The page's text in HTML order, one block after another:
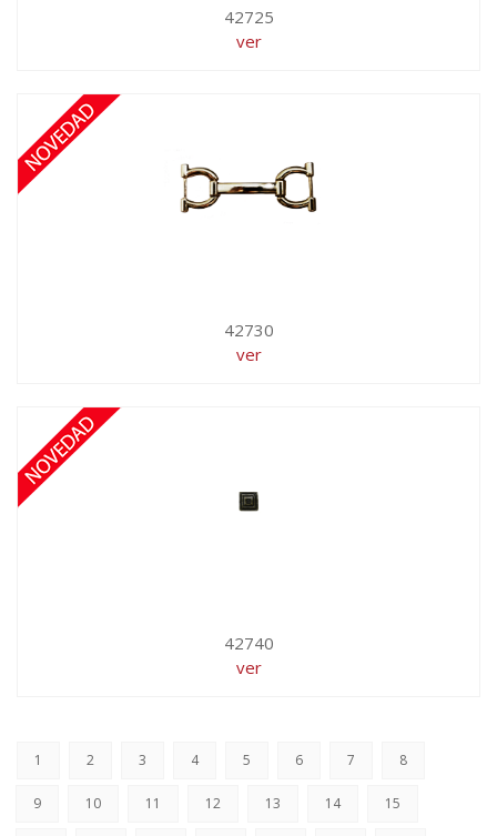
42725
ver
42730
ver
42740
ver
1 2 3 4 5 6 7 8
9 10 11 12 13 14 15